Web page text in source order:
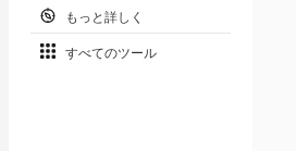
もっと詳しく
すべてのツール